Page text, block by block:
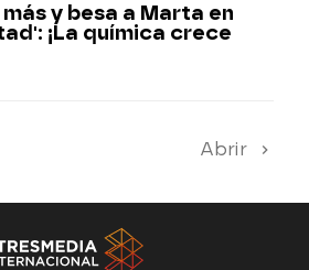
y besa a Marta en
¡La química crece
Abrir
El Hormiguero
Pasapalabra